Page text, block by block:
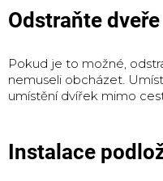
Odstraňte dveře
Pokud je to možné,
nemuseli obcházet.
umístění dvířek mimo
Instalace